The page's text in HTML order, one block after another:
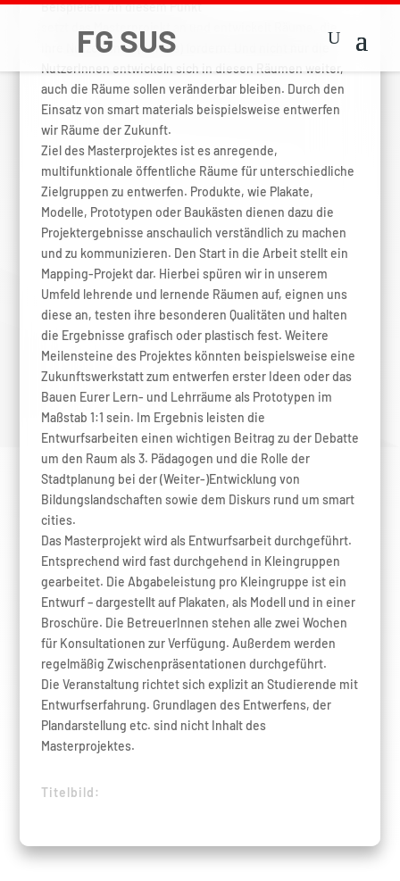
Beispielen. An diesem Punkt
ihre NutzerInnen (heraus) fordern! Und nicht nur die
NutzerInnen entwickeln sich in diesen Räumen weiter,
auch die Räume sollen veränderbar bleiben. Durch den
Einsatz von smart materials beispielsweise entwerfen
wir Räume der Zukunft.
Ziel des Masterprojektes ist es anregende,
multifunktionale öffentliche Räume für unterschiedliche
Zielgruppen zu entwerfen. Produkte, wie Plakate,
Modelle, Prototypen oder Baukästen dienen dazu die
Projektergebnisse anschaulich verständlich zu machen
und zu kommunizieren. Den Start in die Arbeit stellt ein
Mapping-Projekt dar. Hierbei spüren wir in unserem
Umfeld lehrende und lernende Räumen auf, eignen uns
diese an, testen ihre besonderen Qualitäten und halten
die Ergebnisse grafisch oder plastisch fest. Weitere
Meilensteine des Projektes könnten beispielsweise eine
Zukunftswerkstatt zum entwerfen erster Ideen oder das
Bauen Eurer Lern- und Lehrräume als Prototypen im
Maßstab 1:1 sein. Im Ergebnis leisten die
Entwurfsarbeiten einen wichtigen Beitrag zu der Debatte
um den Raum als 3. Pädagogen und die Rolle der
Stadtplanung bei der (Weiter-)Entwicklung von
Bildungslandschaften sowie dem Diskurs rund um smart
cities.
Das Masterprojekt wird als Entwurfsarbeit durchgeführt.
Entsprechend wird fast durchgehend in Kleingruppen
gearbeitet. Die Abgabeleistung pro Kleingruppe ist ein
Entwurf – dargestellt auf Plakaten, als Modell und in einer
Broschüre. Die BetreuerInnen stehen alle zwei Wochen
für Konsultationen zur Verfügung. Außerdem werden
regelmäßig Zwischenpräsentationen durchgeführt.
Die Veranstaltung richtet sich explizit an Studierende mit
Entwurfserfahrung. Grundlagen des Entwerfens, der
Plandarstellung etc. sind nicht Inhalt des
Masterprojektes.
Titelbild: